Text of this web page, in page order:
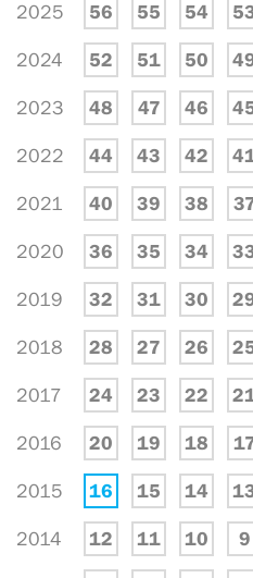
2025 56 55 54
2024 52 51 50
2023 48 47 46
2022 44 43 42
2021 40 39 38
2020 36 35 34
2019 32 31 30
2018 28 27 26
2017 24 23 22
2016 20 19 18
2015 16 15 14
2014 12 11 10 9